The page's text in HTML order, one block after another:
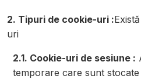
2. Tipuri de cookie-uri :
uri
2.1. Cookie-uri de sesiune :
temporare care sunt